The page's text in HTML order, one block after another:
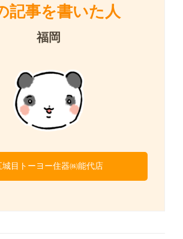
記事を書いた人
福岡
城目トーヨー住器㈱能代店